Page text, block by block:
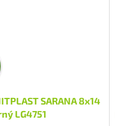
SARANA 8x14
LG4751